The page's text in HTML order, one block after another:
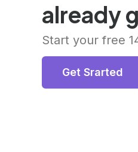
already
Start your free
Get Srarted